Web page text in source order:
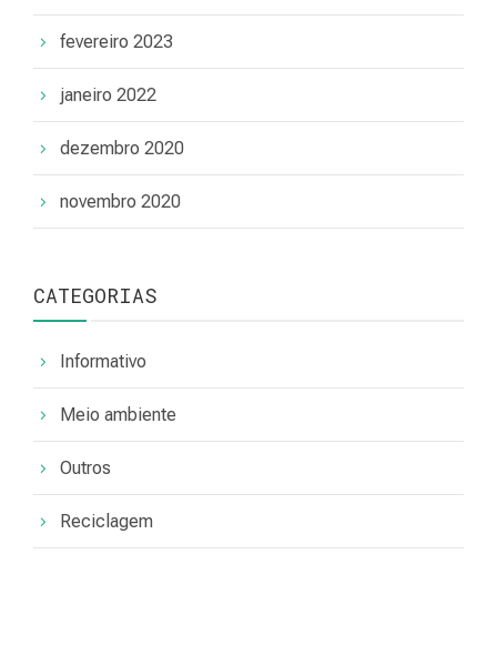
fevereiro 2023
janeiro 2022
dezembro 2020
novembro 2020
CATEGORIAS
Informativo
Meio ambiente
Outros
Reciclagem